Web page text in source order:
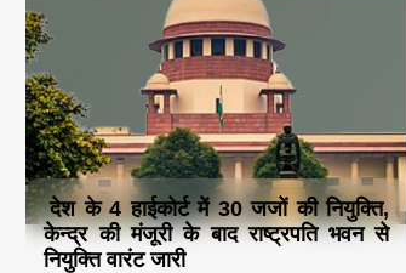
देश के 4 हाईकोर्ट में 30 जजों की नियुक्ति,
केन्द्र की मंजूरी के बाद राष्ट्रपति भवन से
नियुक्ति वारंट जारी